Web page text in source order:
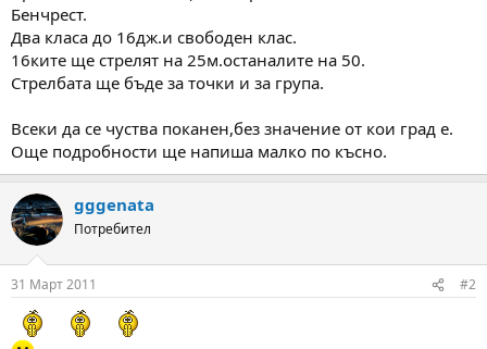
Бенчрест.
Два класа до 16дж.и свободен клас.
16ките ще стрелят на 25м.останалите на 50.
Стрелбата ще бъде за точки и за група.
Всеки да се чуства поканен,без значение от кои град е.
Още подробности ще напиша малко по късно.
gggenata
Потребител
31 Март 2011 #2